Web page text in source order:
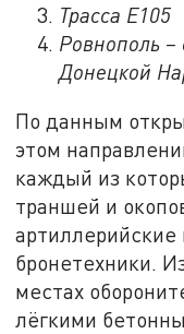
Трасса Е105
Ровнополь –
Донецкой
По данным
этом
каждый из
траншей и
бронетехники.
местах
лёгкими